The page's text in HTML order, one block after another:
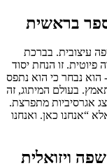
בראשית
עיצובית. בברכת
פיוטית. זו הנחת יסוד
הוא נבחר כי הוא נתפס
בעולם המיתוג, זה
אגרסיביות מתפרצת.
“אנחנו כאן. ואנחנו
ויזואלית